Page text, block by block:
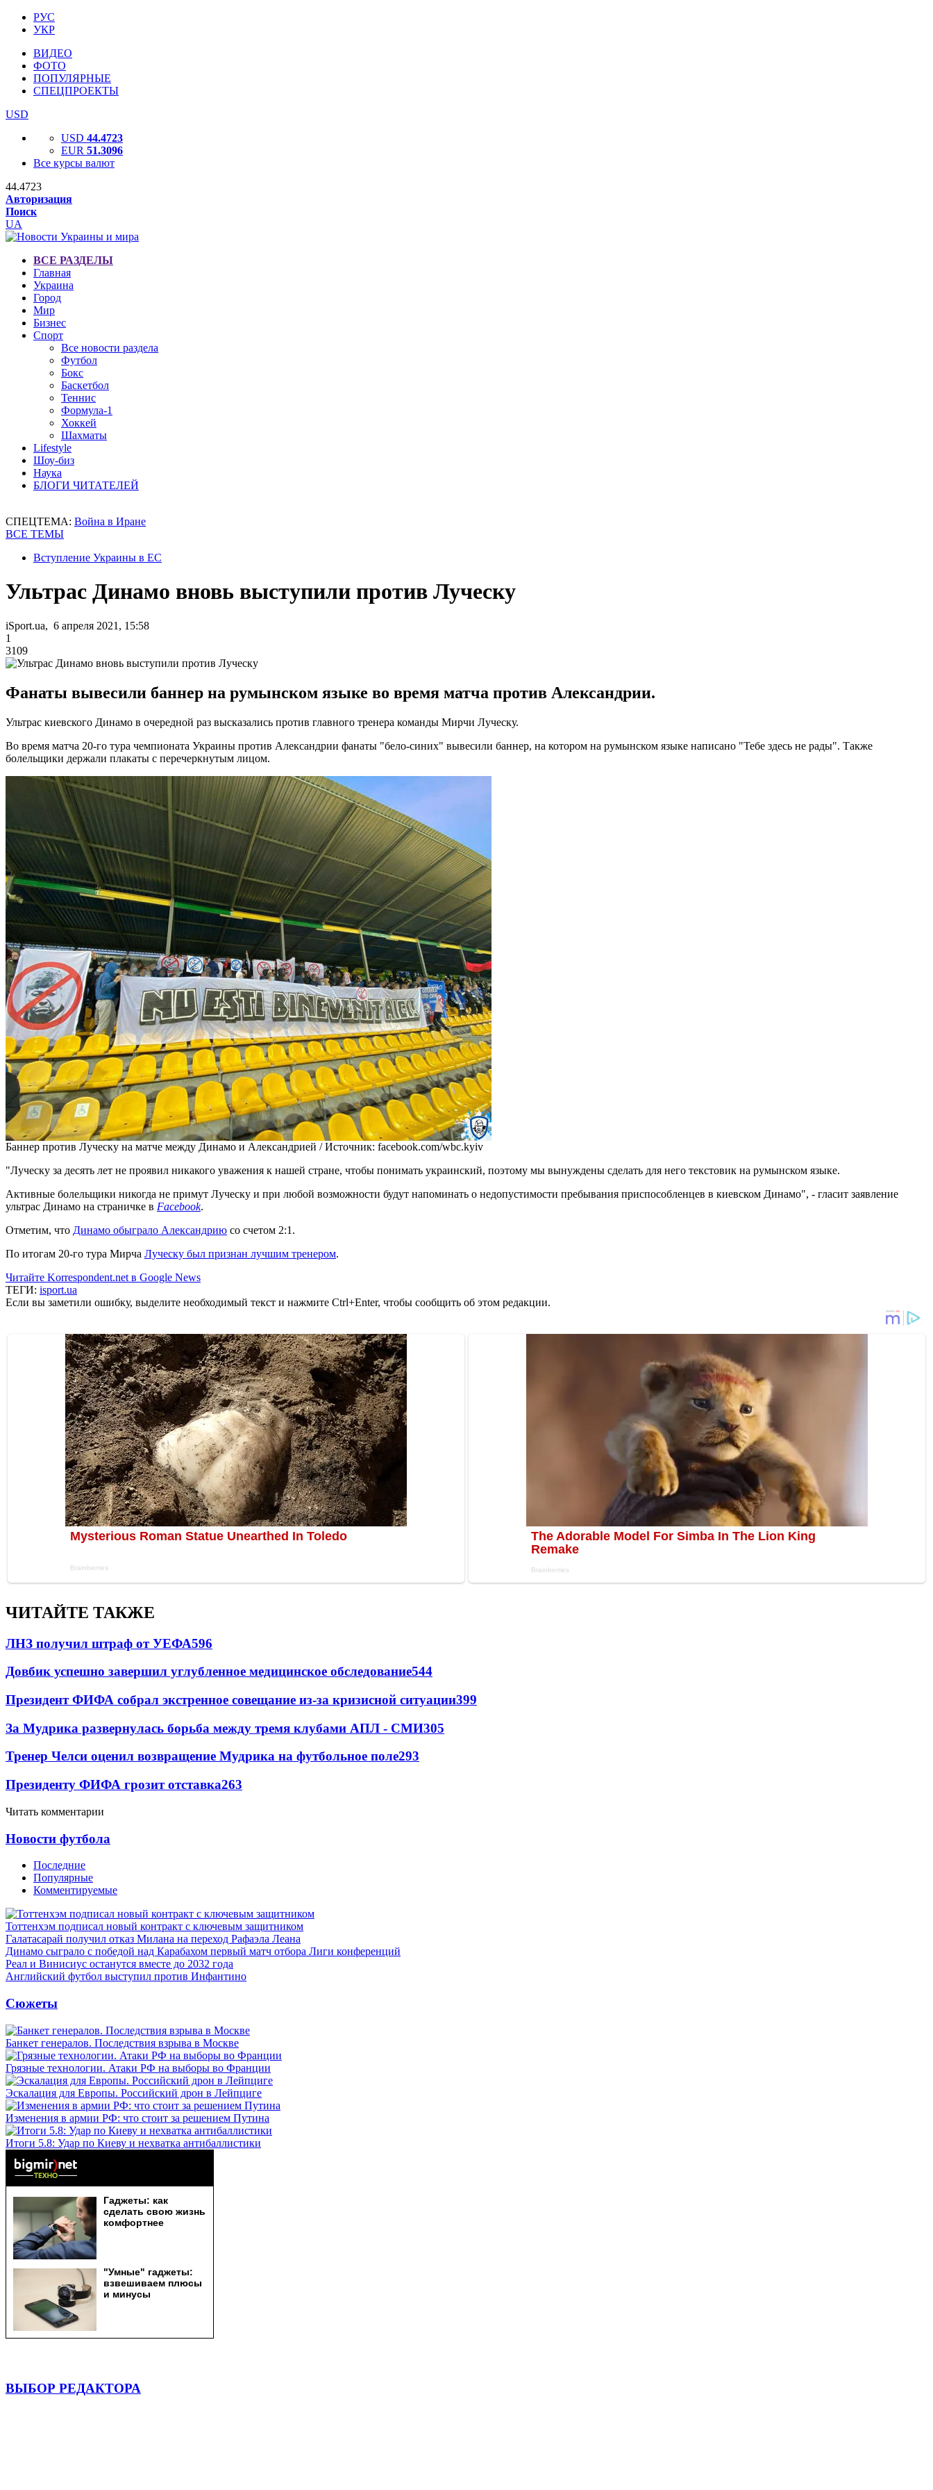
РУС
УКР
ВИДЕО
ФОТО
ПОПУЛЯРНЫЕ
СПЕЦПРОЕКТЫ
USD
USD 44.4723
EUR 51.3096
Все курсы валют
44.4723
Авторизация
Поиск
UA
ВСЕ РАЗДЕЛЫ
Главная
Украина
Город
Мир
Бизнес
Спорт
Все новости раздела
Футбол
Бокс
Баскетбол
Теннис
Формула-1
Хоккей
Шахматы
Lifestyle
Шоу-биз
Наука
БЛОГИ ЧИТАТЕЛЕЙ
СПЕЦТЕМА: Война в Иране
ВСЕ ТЕМЫ
Вступление Украины в ЕС
Ультрас Динамо вновь выступили против Луческу
iSport.ua, 6 апреля 2021, 15:58
1
3109
Фанаты вывесили баннер на румынском языке во время матча против Александрии.
Ультрас киевского Динамо в очередной раз высказались против главного тренера команды Мирчи Луческу.
Во время матча 20-го тура чемпионата Украины против Александрии фанаты "бело-синих" вывесили баннер, на котором на румынском языке написано "Тебе здесь не рады". Также
болельщики держали плакаты с перечеркнутым лицом.
Баннер против Луческу на матче между Динамо и Александрией /Источник: facebook.com/wbc.kyiv
"Луческу за десять лет не проявил никакого уважения к нашей стране, чтобы понимать украинский, поэтому мы вынуждены сделать для него текстовик на румынском языке.
Активные болельщики никогда не примут Луческу и при любой возможности будут напоминать о недопустимости пребывания приспособленцев в киевском Динамо", - гласит заявление
ультрас Динамо на страничке в Facebook.
Отметим, что Динамо обыграло Александрию со счетом 2:1.
По итогам 20-го тура Мирча Луческу был признан лучшим тренером.
Читайте Korrespondent.net в Google News
ТЕГИ: isport.ua
Если вы заметили ошибку, выделите необходимый текст и нажмите Ctrl+Enter, чтобы сообщить об этом редакции.
ЧИТАЙТЕ ТАКЖЕ
ЛНЗ получил штраф от УЕФА596
Довбик успешно завершил углубленное медицинское обследование544
Президент ФИФА собрал экстренное совещание из-за кризисной ситуации399
За Мудрика развернулась борьба между тремя клубами АПЛ - СМИ305
Тренер Челси оценил возвращение Мудрика на футбольное поле293
Президенту ФИФА грозит отставка263
Читать комментарии
Новости футбола
Последние
Популярные
Комментируемые
Тоттенхэм подписал новый контракт с ключевым защитником
Галатасарай получил отказ Милана на переход Рафаэла Леана
Динамо сыграло с победой над Карабахом первый матч отбора Лиги конференций
Реал и Винисиус останутся вместе до 2032 года
Английский футбол выступил против Инфантино
Сюжеты
Банкет генералов. Последствия взрыва в Москве
Грязные технологии. Атаки РФ на выборы во Франции
Эскалация для Европы. Российский дрон в Лейпциге
Изменения в армии РФ: что стоит за решением Путина
Итоги 5.8: Удар по Киеву и нехватка антибаллистики
ВЫБОР РЕДАКТОРА